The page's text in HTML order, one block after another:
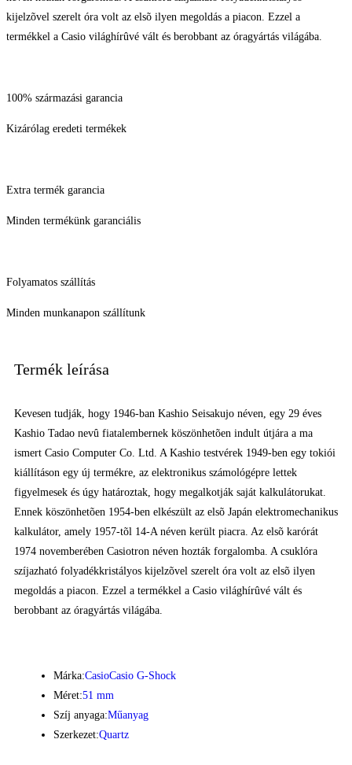
kijelzõvel szerelt óra volt az elsõ ilyen megoldás a piacon. Ezzel a
termékkel a Casio világhírûvé vált és berobbant az óragyártás világába.
100% származási garancia
Kizárólag eredeti termékek
Extra termék garancia
Minden termékünk garanciális
Folyamatos szállítás
Minden munkanapon szállítunk
Termék leírása
Kevesen tudják, hogy 1946-ban Kashio Seisakujo néven, egy 29 éves
Kashio Tadao nevû fiatalembernek köszönhetõen indult útjára a ma
ismert Casio Computer Co. Ltd. A Kashio testvérek 1949-ben egy tokiói
kiállításon egy új termékre, az elektronikus számológépre lettek
figyelmesek és úgy határoztak, hogy megalkotják saját kalkulátorukat.
Ennek köszönhetõen 1954-ben elkészült az elsõ Japán elektromechanikus
kalkulátor, amely 1957-tõl 14-A néven került piacra. Az elsõ karórát
1974 novemberében Casiotron néven hozták forgalomba. A csuklóra
szíjazható folyadékkristályos kijelzõvel szerelt óra volt az elsõ ilyen
megoldás a piacon. Ezzel a termékkel a Casio világhírûvé vált és
berobbant az óragyártás világába.
Márka:CasioCasio G-Shock
Méret:51 mm
Szíj anyaga:Műanyag
Szerkezet:Quartz